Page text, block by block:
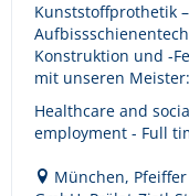
Kunststoffprothetik
Konstruktion und -
mit unseren
Healthcare and
employment - Full
München,